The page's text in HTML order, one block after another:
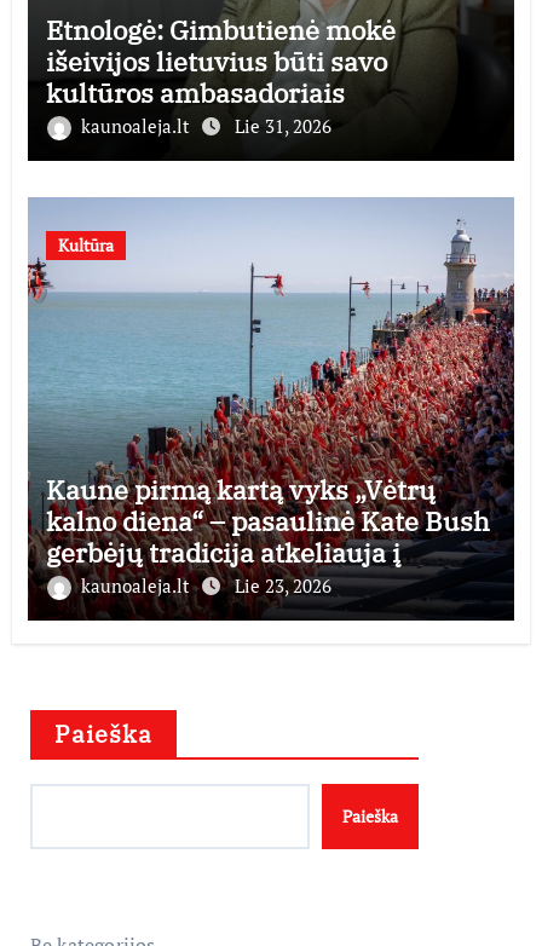
Etnologė: Gimbutienė mokė
išeivijos lietuvius būti savo
kultūros ambasadoriais
kaunoaleja.lt Lie 31, 2026
Kultūra
Kaune pirmą kartą vyks „Vėtrų
kalno diena“ – pasaulinė Kate Bush
gerbėjų tradicija atkeliauja į
Lietuvą
kaunoaleja.lt Lie 23, 2026
Paieška
Paieška